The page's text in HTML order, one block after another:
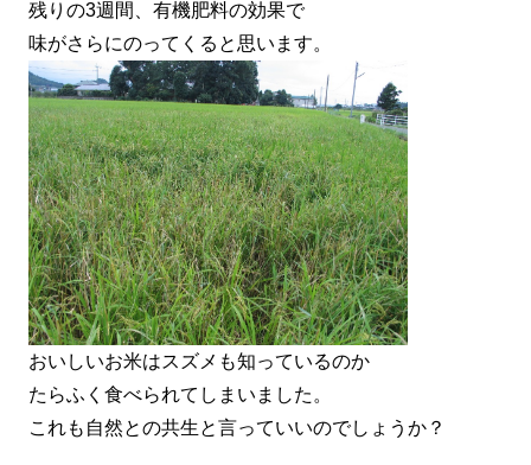
残りの3週間、有機肥料の効果で
味がさらにのってくると思います。
おいしいお米はスズメも知っているのか
たらふく食べられてしまいました。
これも自然との共生と言っていいのでしょうか？